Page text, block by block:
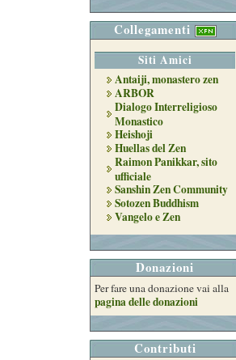
Collegamenti
Siti Amici
Antaiji, monastero zen
ARBOR
Dialogo Interreligioso
Monastico
Heishoji
Huellas del Zen
Raimon Panikkar, sito
ufficiale
Sanshin Zen Community
Sotozen Buddhism
Vangelo e Zen
Donazioni
Per fare una donazione vai alla
pagina delle donazioni
Contributi